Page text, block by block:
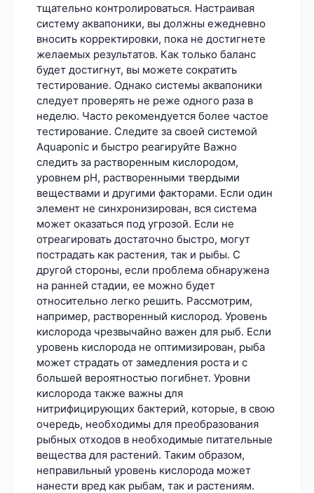
тщательно контролироваться. Настраивая
систему аквапоники, вы должны ежедневно
вносить корректировки, пока не достигнете
желаемых результатов. Как только баланс
будет достигнут, вы можете сократить
тестирование. Однако системы аквапоники
следует проверять не реже одного раза в
неделю. Часто рекомендуется более частое
тестирование. Следите за своей системой
Aquaponic и быстро реагируйте Важно
следить за растворенным кислородом,
уровнем pH, растворенными твердыми
веществами и другими факторами. Если один
элемент не синхронизирован, вся система
может оказаться под угрозой. Если не
отреагировать достаточно быстро, могут
пострадать как растения, так и рыбы. С
другой стороны, если проблема обнаружена
на ранней стадии, ее можно будет
относительно легко решить. Рассмотрим,
например, растворенный кислород. Уровень
кислорода чрезвычайно важен для рыб. Если
уровень кислорода не оптимизирован, рыба
может страдать от замедления роста и с
большей вероятностью погибнет. Уровни
кислорода также важны для
нитрифицирующих бактерий, которые, в свою
очередь, необходимы для преобразования
рыбных отходов в необходимые питательные
вещества для растений. Таким образом,
неправильный уровень кислорода может
нанести вред как рыбам, так и растениям.